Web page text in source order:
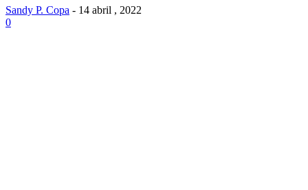
Sandy P. Copa - 14 abril , 2022
0